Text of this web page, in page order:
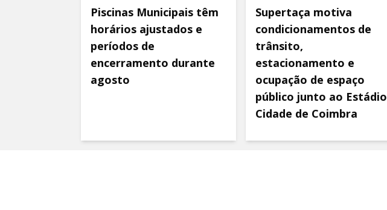
Piscinas Municipais têm
horários ajustados e
períodos de
encerramento durante
agosto
Supertaça motiva
condicionamentos de
trânsito,
estacionamento e
ocupação de espaço
público junto ao Estádio
Cidade de Coimbra